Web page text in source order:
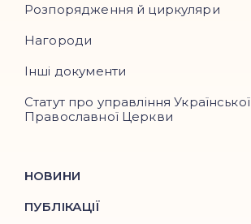
Розпорядження й циркуляри
Нагороди
Інші документи
Статут про управління Української
Православної Церкви
НОВИНИ
ПУБЛІКАЦІЇ